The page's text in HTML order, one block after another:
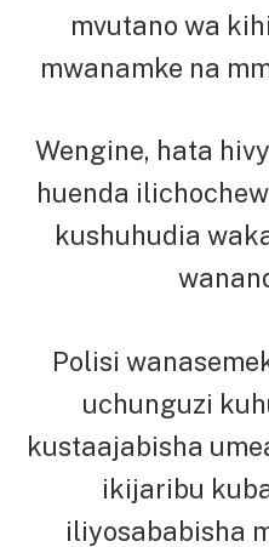
mvutano wa
mwanamke na
Wengine, hata
huenda
kushuhudia
Polisi
uchunguzi
kustaajabisha
ikijaribu
iliyosababisha